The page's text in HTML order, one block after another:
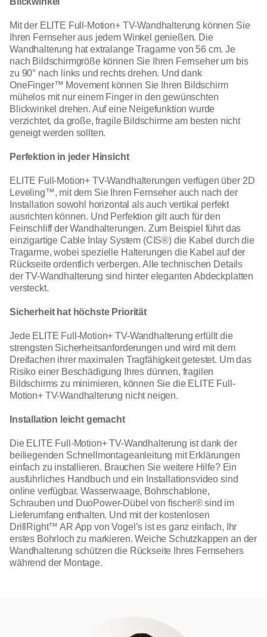
Mit der ELITE Full-Motion+ TV-Wandhalterung können Sie
Ihren Fernseher aus jedem Winkel genießen. Die
Wandhalterung hat extralange Tragarme von 56 cm. Je
nach Bildschirmgröße können Sie Ihren Fernseher um bis
zu 90° nach links und rechts drehen. Und dank
OneFinger™ Movement können Sie Ihren Bildschirm
mühelos mit nur einem Finger in den gewünschten
Blickwinkel drehen. Auf eine Neigefunktion wurde
verzichtet, da große, fragile Bildschirme am besten nicht
geneigt werden sollten.
Perfektion in jeder Hinsicht
ELITE Full-Motion+ TV-Wandhalterungen verfügen über 2D
Leveling™, mit dem Sie Ihren Fernseher auch nach der
Installation sowohl horizontal als auch vertikal perfekt
ausrichten können. Und Perfektion gilt auch für den
Feinschliff der Wandhalterungen. Zum Beispiel führt das
einzigartige Cable Inlay System (CIS®) die Kabel durch die
Tragarme, wobei spezielle Halterungen die Kabel auf der
Rückseite ordentlich verbergen. Alle technischen Details
der TV-Wandhalterung sind hinter eleganten Abdeckplatten
versteckt.
Sicherheit hat höchste Priorität
Jede ELITE Full-Motion+ TV-Wandhalterung erfüllt die
strengsten Sicherheitsanforderungen und wird mit dem
Dreifachen ihrer maximalen Tragfähigkeit getestet. Um das
Risiko einer Beschädigung Ihres dünnen, fragilen
Bildschirms zu minimieren, können Sie die ELITE Full-
Motion+ TV-Wandhalterung nicht neigen.
Installation leicht gemacht
Die ELITE Full-Motion+ TV-Wandhalterung ist dank der
beiliegenden Schnellmontageanleitung mit Erklärungen
einfach zu installieren. Brauchen Sie weitere Hilfe? Ein
ausführliches Handbuch und ein Installationsvideo sind
online verfügbar. Wasserwaage, Bohrschablone,
Schrauben und DuoPower-Dübel von fischer® sind im
Lieferumfang enthalten. Und mit der kostenlosen
DrillRight™ AR App von Vogel’s ist es ganz einfach, Ihr
erstes Bohrloch zu markieren. Weiche Schutzkappen an der
Wandhalterung schützen die Rückseite Ihres Fernsehers
während der Montage.